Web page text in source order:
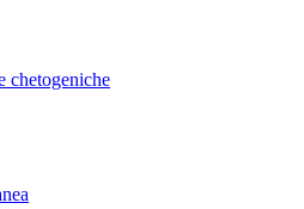
chetogeniche